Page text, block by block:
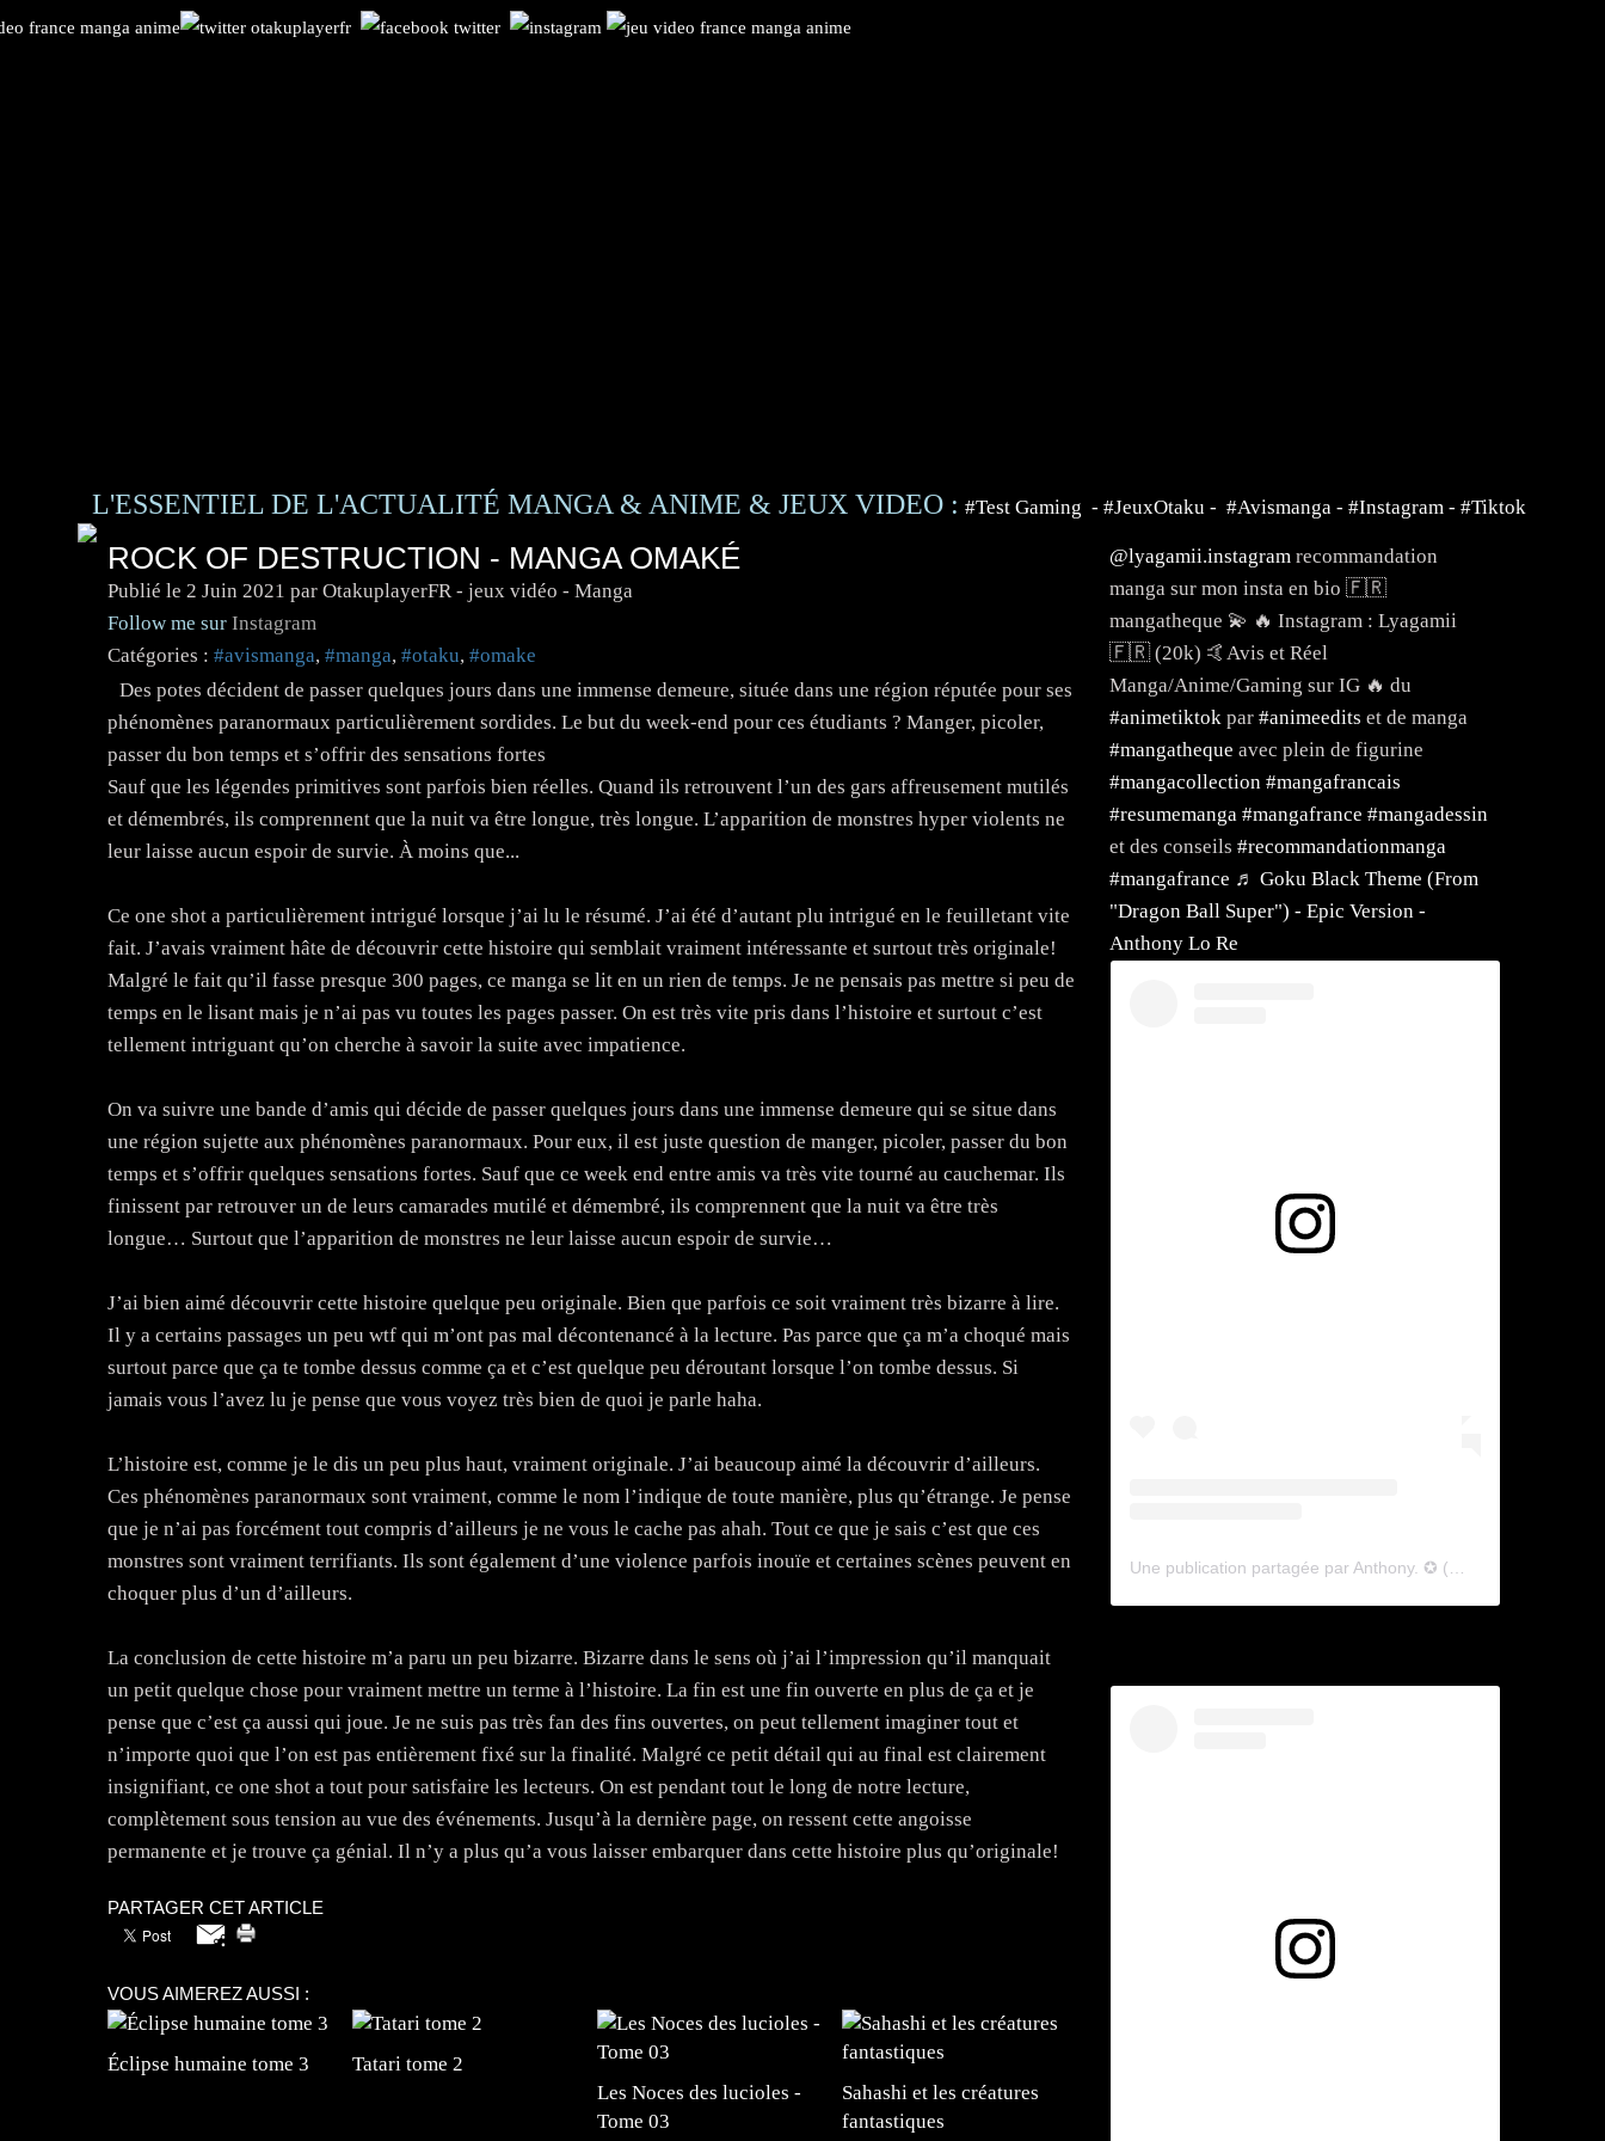
L'ESSENTIEL DE L'ACTUALITÉ MANGA & ANIME & JEUX VIDEO : #Test Gaming - #JeuxOtaku - #Avismanga - #Instagram - #Tiktok
ROCK OF DESTRUCTION - MANGA OMAKÉ
Publié le 2 Juin 2021 par OtakuplayerFR - jeux vidéo - Manga
Follow me sur Instagram
Catégories : #avismanga, #manga, #otaku, #omake
Des potes décident de passer quelques jours dans une immense demeure, située dans une région réputée pour ses
phénomènes paranormaux particulièrement sordides. Le but du week-end pour ces étudiants ? Manger, picoler,
passer du bon temps et s’offrir des sensations fortes
Sauf que les légendes primitives sont parfois bien réelles. Quand ils retrouvent l’un des gars affreusement mutilés
et démembrés, ils comprennent que la nuit va être longue, très longue. L’apparition de monstres hyper violents ne
leur laisse aucun espoir de survie. À moins que...
Ce one shot a particulièrement intrigué lorsque j’ai lu le résumé. J’ai été d’autant plu intrigué en le feuilletant vite
fait. J’avais vraiment hâte de découvrir cette histoire qui semblait vraiment intéressante et surtout très originale!
Malgré le fait qu’il fasse presque 300 pages, ce manga se lit en un rien de temps. Je ne pensais pas mettre si peu de
temps en le lisant mais je n’ai pas vu toutes les pages passer. On est très vite pris dans l’histoire et surtout c’est
tellement intriguant qu’on cherche à savoir la suite avec impatience.
On va suivre une bande d’amis qui décide de passer quelques jours dans une immense demeure qui se situe dans
une région sujette aux phénomènes paranormaux. Pour eux, il est juste question de manger, picoler, passer du bon
temps et s’offrir quelques sensations fortes. Sauf que ce week end entre amis va très vite tourné au cauchemar. Ils
finissent par retrouver un de leurs camarades mutilé et démembré, ils comprennent que la nuit va être très
longue… Surtout que l’apparition de monstres ne leur laisse aucun espoir de survie…
J’ai bien aimé découvrir cette histoire quelque peu originale. Bien que parfois ce soit vraiment très bizarre à lire.
Il y a certains passages un peu wtf qui m’ont pas mal décontenancé à la lecture. Pas parce que ça m’a choqué mais
surtout parce que ça te tombe dessus comme ça et c’est quelque peu déroutant lorsque l’on tombe dessus. Si
jamais vous l’avez lu je pense que vous voyez très bien de quoi je parle haha.
L’histoire est, comme je le dis un peu plus haut, vraiment originale. J’ai beaucoup aimé la découvrir d’ailleurs.
Ces phénomènes paranormaux sont vraiment, comme le nom l’indique de toute manière, plus qu’étrange. Je pense
que je n’ai pas forcément tout compris d’ailleurs je ne vous le cache pas ahah. Tout ce que je sais c’est que ces
monstres sont vraiment terrifiants. Ils sont également d’une violence parfois inouïe et certaines scènes peuvent en
choquer plus d’un d’ailleurs.
La conclusion de cette histoire m’a paru un peu bizarre. Bizarre dans le sens où j’ai l’impression qu’il manquait
un petit quelque chose pour vraiment mettre un terme à l’histoire. La fin est une fin ouverte en plus de ça et je
pense que c’est ça aussi qui joue. Je ne suis pas très fan des fins ouvertes, on peut tellement imaginer tout et
n’importe quoi que l’on est pas entièrement fixé sur la finalité. Malgré ce petit détail qui au final est clairement
insignifiant, ce one shot a tout pour satisfaire les lecteurs. On est pendant tout le long de notre lecture,
complètement sous tension au vue des événements. Jusqu’à la dernière page, on ressent cette angoisse
permanente et je trouve ça génial. Il n’y a plus qu’a vous laisser embarquer dans cette histoire plus qu’originale!
PARTAGER CET ARTICLE
VOUS AIMEREZ AUSSI :
Éclipse humaine tome 3
Tatari tome 2
Les Noces des lucioles -
Tome 03
Sahashi et les créatures
fantastiques
@lyagamii.instagram recommandation
manga sur mon insta en bio 🇫🇷
mangatheque 💫 🔥 Instagram : Lyagamii
🇫🇷 (20k) 🤙Avis et Réel
Manga/Anime/Gaming sur IG 🔥 du
#animetiktok par #animeedits et de manga
#mangatheque avec plein de figurine
#mangacollection #mangafrancais
#resumemanga #mangafrance #mangadessin
et des conseils #recommandationmanga
#mangafrance ♬ Goku Black Theme (From
"Dragon Ball Super") - Epic Version -
Anthony Lo Re